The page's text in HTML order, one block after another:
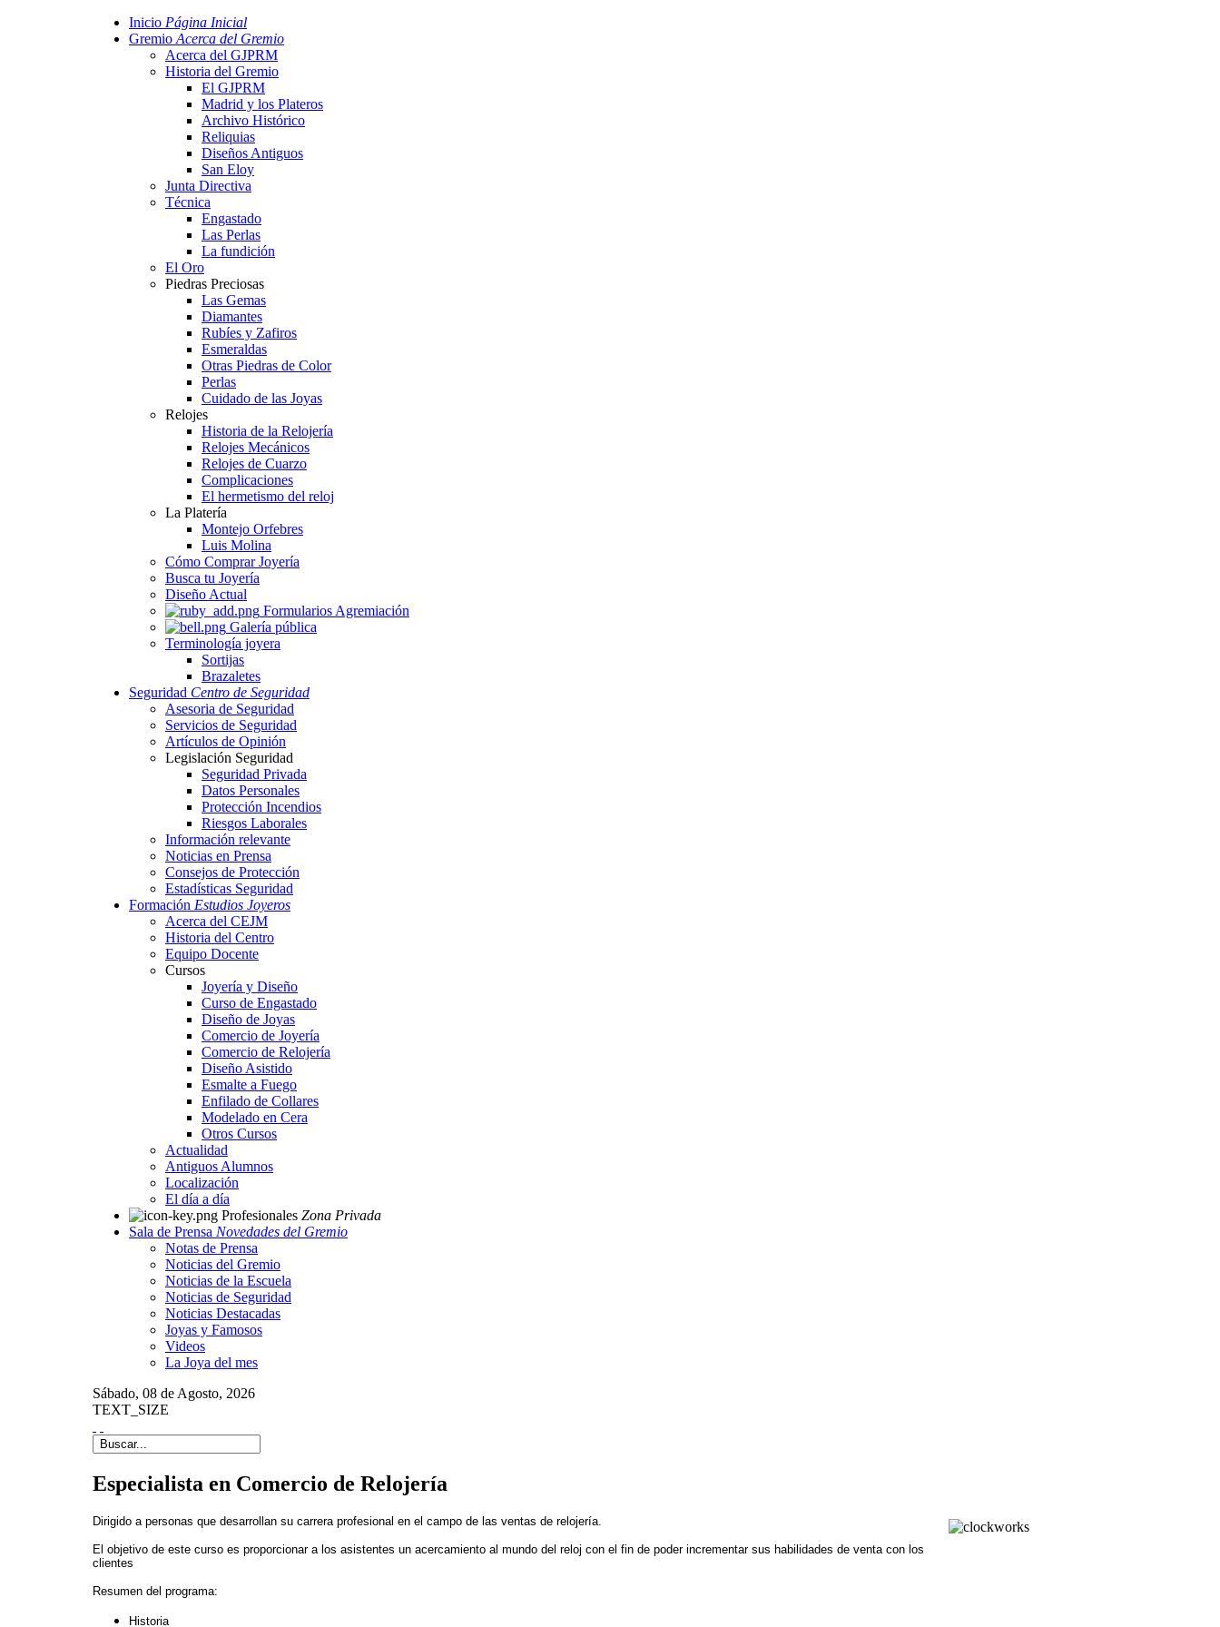
Inicio Página Inicial
Gremio Acerca del Gremio
Acerca del GJPRM
Historia del Gremio
El GJPRM
Madrid y los Plateros
Archivo Histórico
Reliquias
Diseños Antiguos
San Eloy
Junta Directiva
Técnica
Engastado
Las Perlas
La fundición
El Oro
Piedras Preciosas
Las Gemas
Diamantes
Rubíes y Zafiros
Esmeraldas
Otras Piedras de Color
Perlas
Cuidado de las Joyas
Relojes
Historia de la Relojería
Relojes Mecánicos
Relojes de Cuarzo
Complicaciones
El hermetismo del reloj
La Platería
Montejo Orfebres
Luis Molina
Cómo Comprar Joyería
Busca tu Joyería
Diseño Actual
Formularios Agremiación
Galería pública
Terminología joyera
Sortijas
Brazaletes
Seguridad Centro de Seguridad
Asesoria de Seguridad
Servicios de Seguridad
Artículos de Opinión
Legislación Seguridad
Seguridad Privada
Datos Personales
Protección Incendios
Riesgos Laborales
Información relevante
Noticias en Prensa
Consejos de Protección
Estadísticas Seguridad
Formación Estudios Joyeros
Acerca del CEJM
Historia del Centro
Equipo Docente
Cursos
Joyería y Diseño
Curso de Engastado
Diseño de Joyas
Comercio de Joyería
Comercio de Relojería
Diseño Asistido
Esmalte a Fuego
Enfilado de Collares
Modelado en Cera
Otros Cursos
Actualidad
Antiguos Alumnos
Localización
El día a día
Profesionales Zona Privada
Sala de Prensa Novedades del Gremio
Notas de Prensa
Noticias del Gremio
Noticias de la Escuela
Noticias de Seguridad
Noticias Destacadas
Joyas y Famosos
Videos
La Joya del mes
Sábado, 08 de Agosto, 2026
TEXT_SIZE
Especialista en Comercio de Relojería
Dirigido a personas que desarrollan su carrera profesional en el campo de las ventas de relojería.
El objetivo de este curso es proporcionar a los asistentes un acercamiento al mundo del reloj con el fin de poder incrementar sus habilidades de venta con los
clientes
Resumen del programa:
Historia